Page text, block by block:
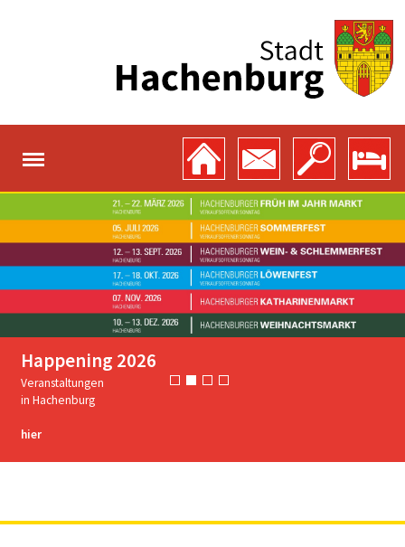
Happening 2026
Veranstaltungen
in Hachenburg
hier